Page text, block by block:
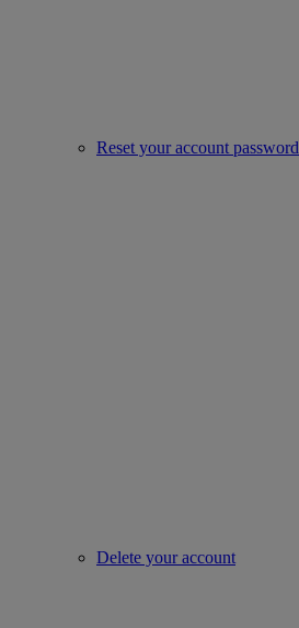
Reset your account password
Delete your account